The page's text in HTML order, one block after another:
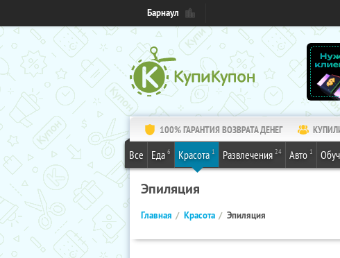
Барнаул
100% ГАРАНТИЯ ВОЗВРАТА ДЕНЕГ
Все Еда 6 Красота 1 Развлечения 24 Авто 1
Эпиляция
Главная Красота Эпиляция